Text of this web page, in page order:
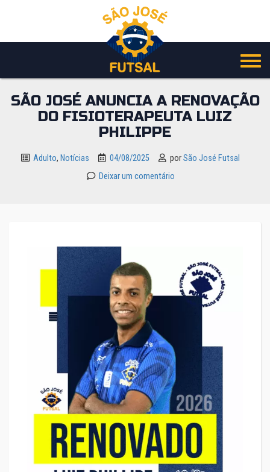
o
SÃO JOSÉ ANUNCIA A RENOVAÇÃO
DO FISIOTERAPEUTA LUIZ
PHILIPPE
Adulto, Notícias 04/08/2025 porSão José Futsal
Deixar um comentário